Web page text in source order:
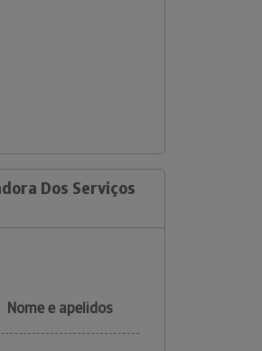
Dos Serviços
Nome e apelidos